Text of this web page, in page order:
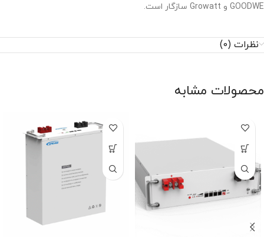
GOODWE و Growatt سازگار است.
نظرات (0)
محصولات مشابه